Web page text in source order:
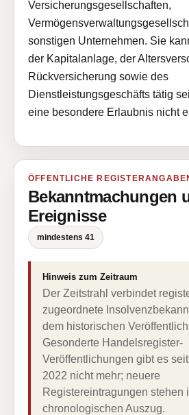
Versicherungsgesellschaften,
sonstigen Unternehmen. Sie
der Kapitalanlage, der
Rückversicherung sowie des
Dienstleistungsgeschäfts tätig
eine besondere Erlaubnis nicht
ÖFFENTLICHE
Bekanntmachungen
Ereignisse
mindestens 41
Hinweis zum Zeitraum
Der Zeitstrahl verbindet
zugeordnete
dem historischen
Gesonderte Handelsregister-
Veröffentlichungen gibt es
2022 nicht mehr; neuere
Registereintragungen stehen
chronologischen Auszug.